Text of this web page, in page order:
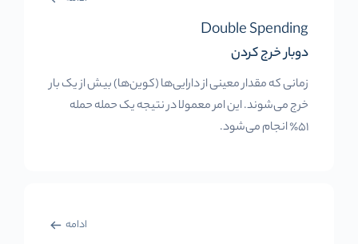
Double Spending
دوبار خرج کردن
زمانی که مقدار معینی از دارایی‌ها (کوین‌ها) بیش از یک بار
خرج می‌شوند. این امر معمولا در نتیجه یک حمله حمله
51٪ انجام می‌شود.
ادامه